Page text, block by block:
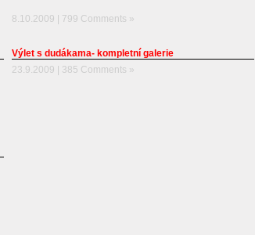
8.10.2009 | 799 Comments »
Výlet s dudákama- kompletní galerie
23.9.2009 | 385 Comments »